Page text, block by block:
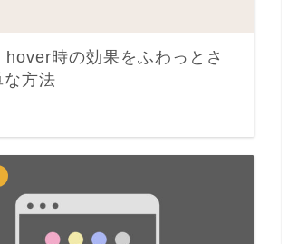
hover時の効果をふわっとさ
な方法